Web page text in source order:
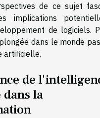
de ce sujet
implications
de logiciels.
dans le monde
artificielle.
de
la